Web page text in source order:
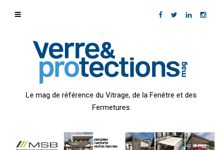
Le mag de référence du Vitrage, de la Fenêtre et des
Fermetures